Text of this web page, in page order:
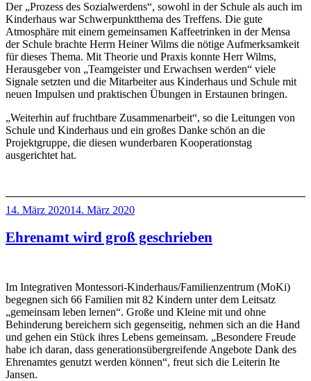
Der „Prozess des Sozialwerdens“, sowohl in der Schule als auch im
Kinderhaus war Schwerpunktthema des Treffens. Die gute
Atmosphäre mit einem gemeinsamen Kaffeetrinken in der Mensa
der Schule brachte Herrn Heiner Wilms die nötige Aufmerksamkeit
für dieses Thema. Mit Theorie und Praxis konnte Herr Wilms,
Herausgeber von „Teamgeister und Erwachsen werden“ viele
Signale setzten und die Mitarbeiter aus Kinderhaus und Schule mit
neuen Impulsen und praktischen Übungen in Erstaunen bringen.
„Weiterhin auf fruchtbare Zusammenarbeit“, so die Leitungen von
Schule und Kinderhaus und ein großes Danke schön an die
Projektgruppe, die diesen wunderbaren Kooperationstag
ausgerichtet hat.
Veröffentlicht
14. März 202014. März 2020
Ehrenamt wird groß geschrieben
Im Integrativen Montessori-Kinderhaus/Familienzentrum (MoKi)
begegnen sich 66 Familien mit 82 Kindern unter dem Leitsatz
„gemeinsam leben lernen“. Große und Kleine mit und ohne
Behinderung bereichern sich gegenseitig, nehmen sich an die Hand
und gehen ein Stück ihres Lebens gemeinsam. „Besondere Freude
habe ich daran, dass generationsübergreifende Angebote Dank des
Ehrenamtes genutzt werden können“, freut sich die Leiterin Ite
Jansen.